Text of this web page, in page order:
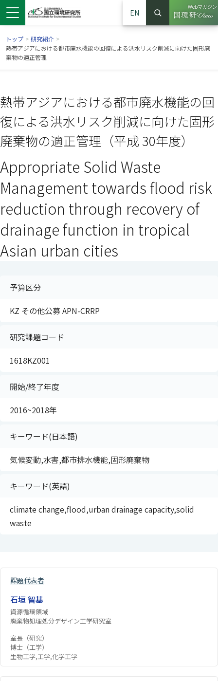
ドウで開きます）
ンドウで開きます）
ウインドウで開きます）
EN
サイト内検索
検索
Webマガジン
（別ウイ
トップ > 研究紹介 >
熱帯アジアにおける都市廃水機能の回復による洪水リスク削減に向けた固形廃
棄物の適正管理
熱帯アジアにおける都市廃水機能の回
復による洪水リスク削減に向けた固形
廃棄物の適正管理（平成 30年度）
Appropriate Solid Waste
Management towards flood risk
reduction through recovery of
drainage function in tropical
Asian urban cities
予算区分
KZ その他公募 APN-CRRP
研究課題コード
1618KZ001
開始/終了年度
2016~2018年
キーワード(日本語)
気候変動,水害,都市排水機能,固形廃棄物
キーワード(英語)
climate change,flood,urban drainage capacity,solid
waste
課題代表者
石垣 智基
資源循環領域
廃棄物処理処分デザイン工学研究室
室長（研究）
博士（工学）
生物工学,工学,化学工学